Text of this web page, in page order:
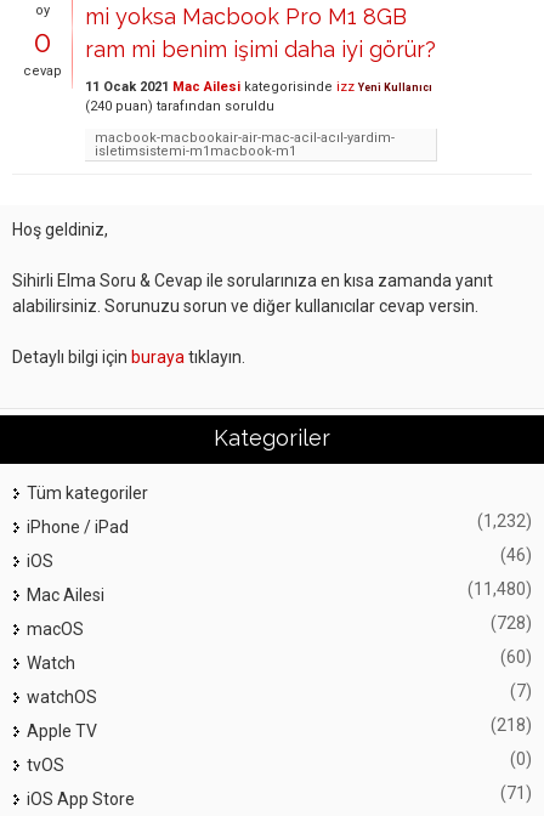
oy
0
cevap
mi yoksa Macbook Pro M1 8GB
ram mi benim işimi daha iyi görür?
11 Ocak 2021 Mac Ailesi kategorisinde izz Yeni Kullanıcı
(240 puan) tarafından soruldu
macbook-macbookair-air-mac-acil-acıl-yardim-
isletimsistemi-m1macbook-m1
Hoş geldiniz,
Sihirli Elma Soru & Cevap ile sorularınıza en kısa zamanda yanıt
alabilirsiniz. Sorunuzu sorun ve diğer kullanıcılar cevap versin.
Detaylı bilgi için buraya tıklayın.
Kategoriler
Tüm kategoriler
iPhone / iPad
(1,232)
iOS (46)
Mac Ailesi (11,480)
macOS (728)
Watch (60)
watchOS (7)
Apple TV (218)
tvOS (0)
iOS App Store (71)